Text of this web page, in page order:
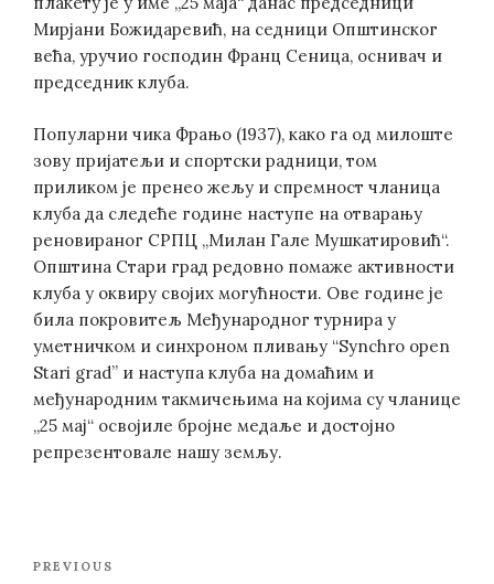
Мирјани Божидаревић, на седници Општинског
већа, уручио господин Франц Сеница, оснивач и
председник клуба.
Популарни чика Фрањо (1937), како га од милоште
зову пријатељи и спортски радници, том
приликом је пренео жељу и спремност чланица
клуба да следеће године наступе на отварању
реновираног СРПЦ „Милан Гале Мушкатировић“.
Општина Стари град редовно помаже активности
клуба у оквиру својих могућности. Ове године је
била покровитељ Међународног турнира у
уметничком и синхроном пливању “Synchro open
Stari grad” и наступа клуба на домаћим и
међународним такмичењима на којима су чланице
„25 мај“ освојиле бројне медаље и достојно
репрезентовале нашу земљу.
Post
Previous
PREVIOUS